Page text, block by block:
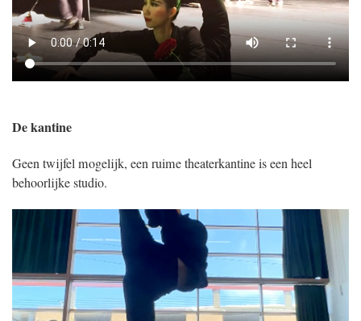
De kantine
Geen twijfel mogelijk, een ruime theaterkantine is een heel
behoorlijke studio.